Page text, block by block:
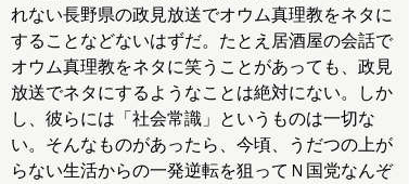
れない長野県の政見放送でオウム真理教をネタに
することなどないはずだ。たとえ居酒屋の会話で
オウム真理教をネタに笑うことがあっても、政見
放送でネタにするようなことは絶対にない。しか
し、彼らには「社会常識」というものは一切な
い。そんなものがあったら、今頃、うだつの上が
らない生活からの一発逆転を狙ってＮ国党なんぞ